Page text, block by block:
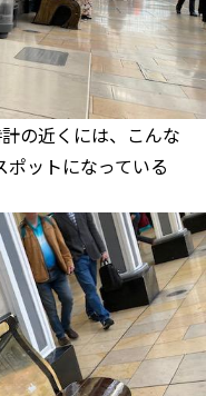
の近くには、こんな
ットになっている